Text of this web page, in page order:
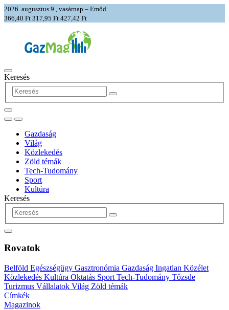
2026. augusztus 9., vasárnap – Emőd
366,40 Ft 317,95 Ft 427,42 Ft
Keresés
Gazdaság
Világ
Közlekedés
Zöld témák
Tech-Tudomány
Sport
Kultúra
Keresés
Rovatok
Belföld Egészségügy Gasztronómia Gazdaság Ingatlan Közélet
Közlekedés Kultúra Oktatás Sport Tech-Tudomány Tőzsde
Turizmus Vállalatok Világ Zöld témák
Címkék
Magazinok